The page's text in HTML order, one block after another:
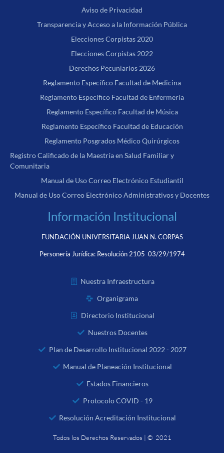
Aviso de Privacidad
Transparencia y Acceso a la Información Pública
Elecciones Corpistas 2020
Elecciones Corpistas 2022
Derechos Pecuniarios 2026
Reglamento Específico Facultad de Medicina
Reglamento Específico Facultad de Enfermería
Reglamento Específico Facultad de Música
Reglamento Específico Facultad de Educación
Reglamento Posgrados Médico Quirúrgicos
Registro Calificado de la Maestría en Salud Familiar y
Comunitaria
Manual de Uso Correo Electrónico Estudiantil
Manual de Uso Correo Electrónico Administrativos y Docentes
Información Institucional
FUNDACIÓN UNIVERSITARIA JUAN N. CORPAS
Personería Jurídica: Resolución 2105 03/29/1974
Nuestra Infraestructura
Organigrama
Directorio Institucional
Nuestros Docentes
Plan de Desarrollo Institucional 2022 - 2027
Manual de Planeación Institucional
Estados Financieros
Protocolo COVID - 19
Resolución Acreditación Institucional
Todos los Derechos Reservados | © 2021